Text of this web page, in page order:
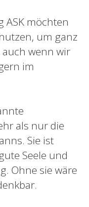
ASK möchten
um ganz
auch wenn wir
im
als nur die
Sie ist
Seele und
Ohne sie wäre